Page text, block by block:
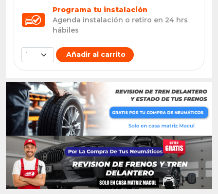
Programa tu instalación
Agenda instalación o retiro en 24 hrs
hábiles
Añadir al carrito